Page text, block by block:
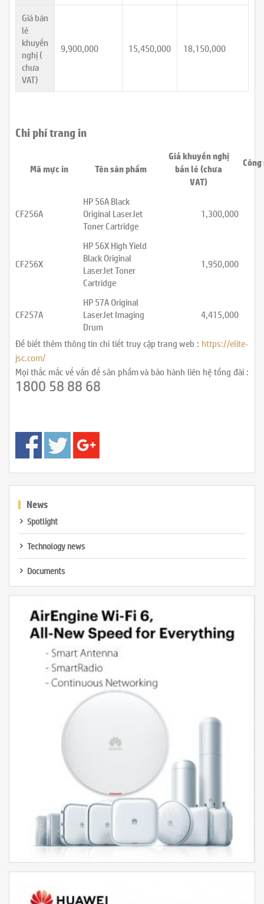
Giá bán
lẻ
khuyến
nghị (
chưa
VAT)
9,900,000 15,450,000 18,150,000
Chi phí trang in
Mã mực in Tên sản phẩm
Giá khuyến nghị
bán lẻ (chưa
VAT)
CF256A
HP 56A Black
Original LaserJet
Toner Cartridge
1,300,000
CF256X
HP 56X High Yield
Black Original
LaserJet Toner
Cartridge
1,950,000
CF257A
HP 57A Original
LaserJet Imaging
Drum
4,415,000
Để biết thêm thông tin chi tiết truy cập trang web : https://elite-
jsc.com/
Mọi thắc mắc về vấn đề sản phẩm và bảo hành liên hệ tổng đài :
1800 58 88 68
News
Spotlight
Technology news
Documents